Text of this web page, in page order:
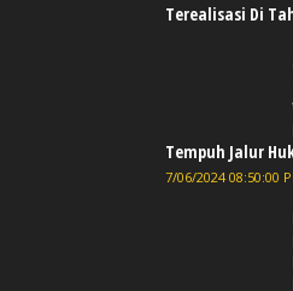
Terealisasi Di
Tempuh Jalur
7/06/2024 08:50:00